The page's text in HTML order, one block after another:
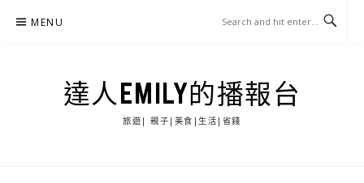
MENU
達人EMILY的播報台
旅遊| 親子|美食|生活|省錢